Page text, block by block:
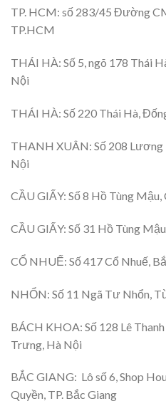
TP. HCM: số 283/45 Đường
TP.HCM
THÁI HÀ: Số 5, ngõ 178 Thái
Nội
THÁI HÀ: Số 220 Thái Hà,
THANH XUÂN: Số 208 Lương
Nội
CẦU GIẤY: Số 8 Hồ Tùng Mậu,
CẦU GIẤY: Số 31 Hồ Tùng
CỔ NHUẾ: Số 417 Cổ Nhuế,
NHỔN: Số 11 Ngã Tư Nhổn,
BÁCH KHOA: Số 128 Lê
Trưng, Hà Nội
BẮC GIANG: Lô số 6, Shop
Quyền, TP. Bắc Giang